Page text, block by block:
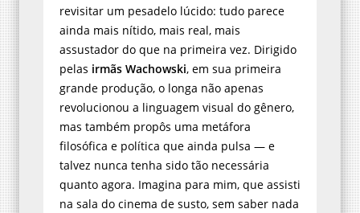
revisitar um pesadelo lúcido: tudo parece
ainda mais nítido, mais real, mais
assustador do que na primeira vez. Dirigido
pelas irmãs Wachowski, em sua primeira
grande produção, o longa não apenas
revolucionou a linguagem visual do gênero,
mas também propôs uma metáfora
filosófica e política que ainda pulsa — e
talvez nunca tenha sido tão necessária
quanto agora. Imagina para mim, que assisti
na sala do cinema de susto, sem saber nada